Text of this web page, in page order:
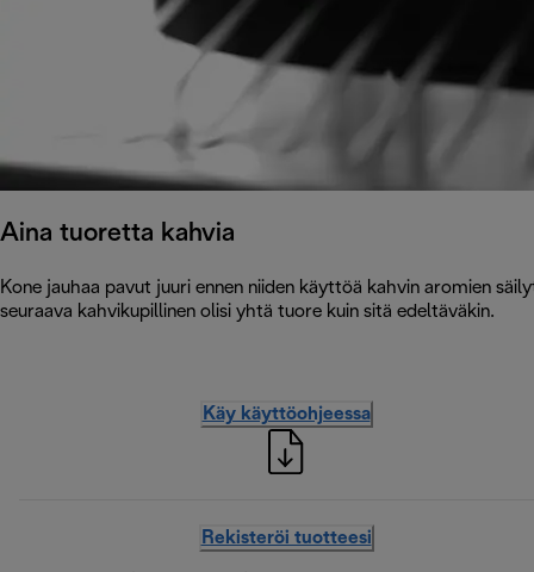
Aina tuoretta kahvia
Kone jauhaa pavut juuri ennen niiden käyttöä kahvin aromien
seuraava kahvikupillinen olisi yhtä tuore kuin sitä edeltäväkin.
Käy käyttöohjeessa
Rekisteröi tuotteesi